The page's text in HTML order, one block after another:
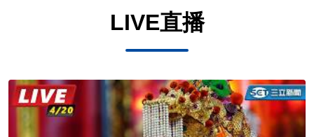
LIVE直播